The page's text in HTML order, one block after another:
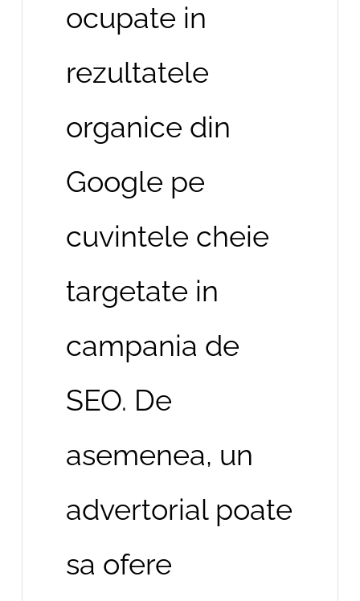
ocupate in
rezultatele
organice din
Google pe
cuvintele cheie
targetate in
campania de
SEO. De
asemenea, un
advertorial poate
sa ofere